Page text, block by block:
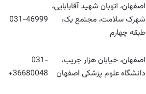
اصفهان، اتوبان شهید آقابابایی،
شهرک سلامت، مجتمع یک،
طبقه چهارم
031-46999
اصفهان، خیابان هزار جریب،
دانشگاه علوم پزشکی اصفهان
031-
36680048+